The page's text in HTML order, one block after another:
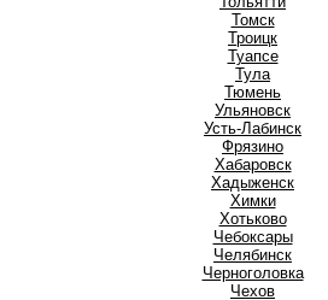
Томск
Троицк
Туапсе
Тула
Тюмень
Ульяновск
Усть-Лабинск
Фрязино
Хабаровск
Хадыженск
Химки
Хотьково
Чебоксары
Челябинск
Черноголовка
Чехов